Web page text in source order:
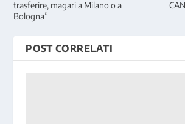
trasferire, magari a Milano o a
Bologna”
POST CORRELATI